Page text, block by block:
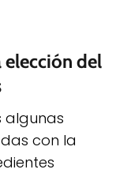
elección del
algunas
con la